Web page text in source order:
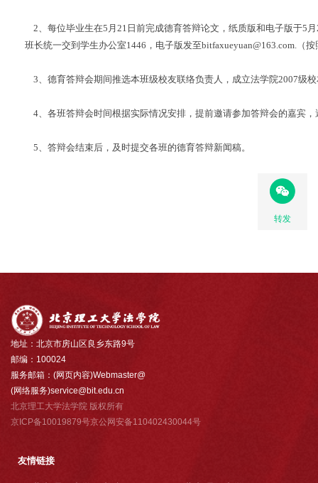
2 、每位毕业生在5 月 21 日前完成德育答辩论文，纸质版和电子版于5 月
班长统一交到学生办公室1446 ，电子版发至bitfaxueyuan@163.com. （
3 、德育答辩会期间推选本班级校友联络负责人，成立法学院2007级
4 、各班答辩会时间根据实际情况安排，提前邀请参加答辩会的嘉宾
5 、答辩会结束后，及时提交各班的德育答辩新闻稿。
转发
地址：北京市房山区良乡东路9号
邮编：100024
服务邮箱：(网页内容)Webmaster@
(网络服务)service@bit.edu.cn
北京理工大学法学院 版权所有
京ICP备10019879号京公网安备110402430044号
友情链接